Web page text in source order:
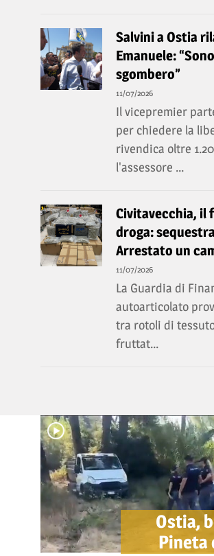
Salvini a Ostia
Emanuele:
sgombero”
11/07/2026
Il vicepremier
per chiedere la
rivendica oltre
l'assessore ...
Civitavecchia, il
droga:
Arrestato un
11/07/2026
La Guardia di
autoarticolato
tra rotoli di
fruttat...
Ostia,
Pineta